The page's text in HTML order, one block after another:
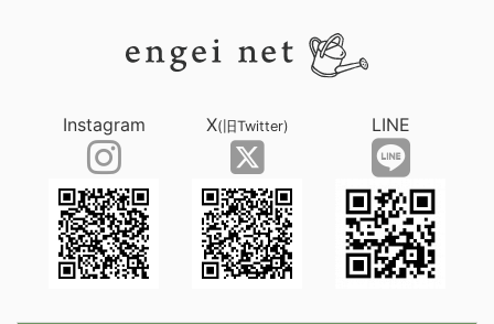
Instagram X(旧Twitter) LINE